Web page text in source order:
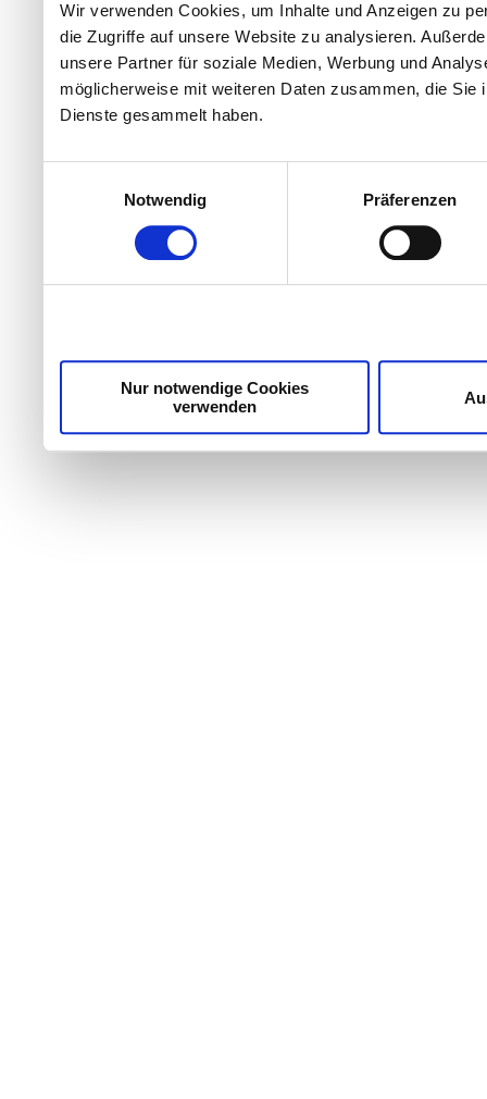
Wir verwenden Cookies, um Inhalte und Anzeigen zu
die Zugriffe auf unsere Website zu analysieren.
unsere Partner für soziale Medien, Werbung und
möglicherweise mit weiteren Daten zusammen, die
Dienste gesammelt haben.
Notwendig
Präferenzen
Nur notwendige Cookies
verwenden